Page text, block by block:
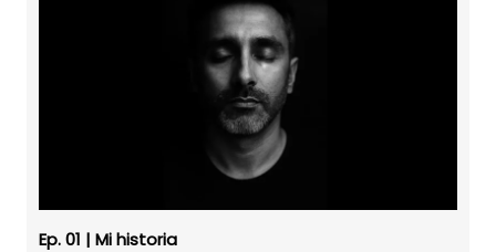
Ep. 01 | Mi historia